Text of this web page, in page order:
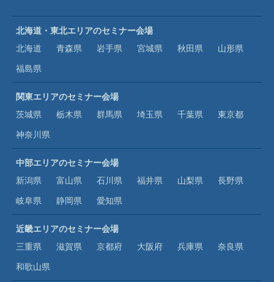
北海道・東北エリアのセミナー会場
北海道
青森県 岩手県 宮城県 秋田県
山形県
福島県
関東エリアのセミナー会場
茨城県
栃木県 群馬県 埼玉県 千葉県
東京都
神奈川県
中部エリアのセミナー会場
新潟県
富山県 石川県 福井県 山梨県
長野県
岐阜県
静岡県 愛知県
近畿エリアのセミナー会場
三重県
滋賀県 京都府 大阪府 兵庫県
奈良県
和歌山県